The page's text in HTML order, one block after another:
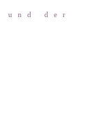
und der